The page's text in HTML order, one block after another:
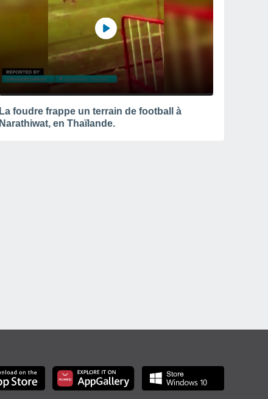
La foudre frappe un terrain de football à
Narathiwat, en Thaïlande.